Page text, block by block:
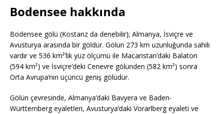
Bodensee hakkında
Bodensee gölü (Kostanz da denebilir); Almanya, İsviçre ve
Avusturya arasında bir göldür. Gölün 273 km uzunluğunda sahili
vardır ve 536 km²’lik yüz ölçümü ile Macaristan’daki Balaton
(594 km²) ve İsviçre’deki Cenevre gölünden (582 km²) sonra
Orta Avrupa’nın üçüncü geniş gölüdür.
Gölün çevresinde, Almanya’daki Bavyera ve Baden-
Württemberg eyaletleri, Avusturya’daki Vorarlberg eyaleti ve